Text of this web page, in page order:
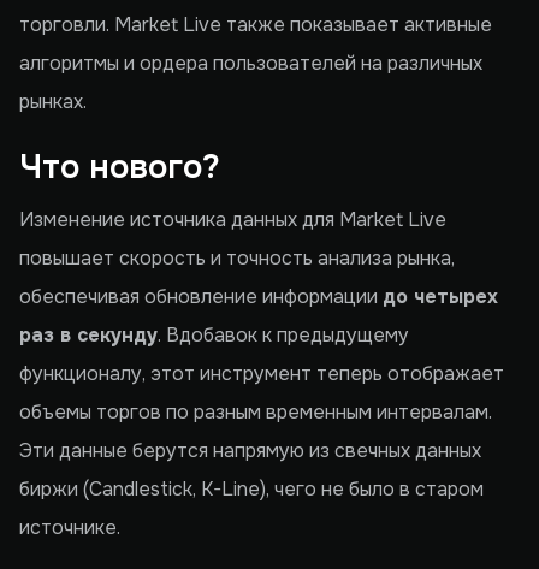
торговли. Market Live также показывает активные
алгоритмы и ордера пользователей на различных
рынках.
Что нового?
Изменение источника данных для Market Live
повышает скорость и точность анализа рынка,
обеспечивая обновление информации до четырех
раз в секунду. Вдобавок к предыдущему
функционалу, этот инструмент теперь отображает
объемы торгов по разным временным интервалам.
Эти данные берутся напрямую из свечных данных
биржи (Candlestick, K-Line), чего не было в старом
источнике.